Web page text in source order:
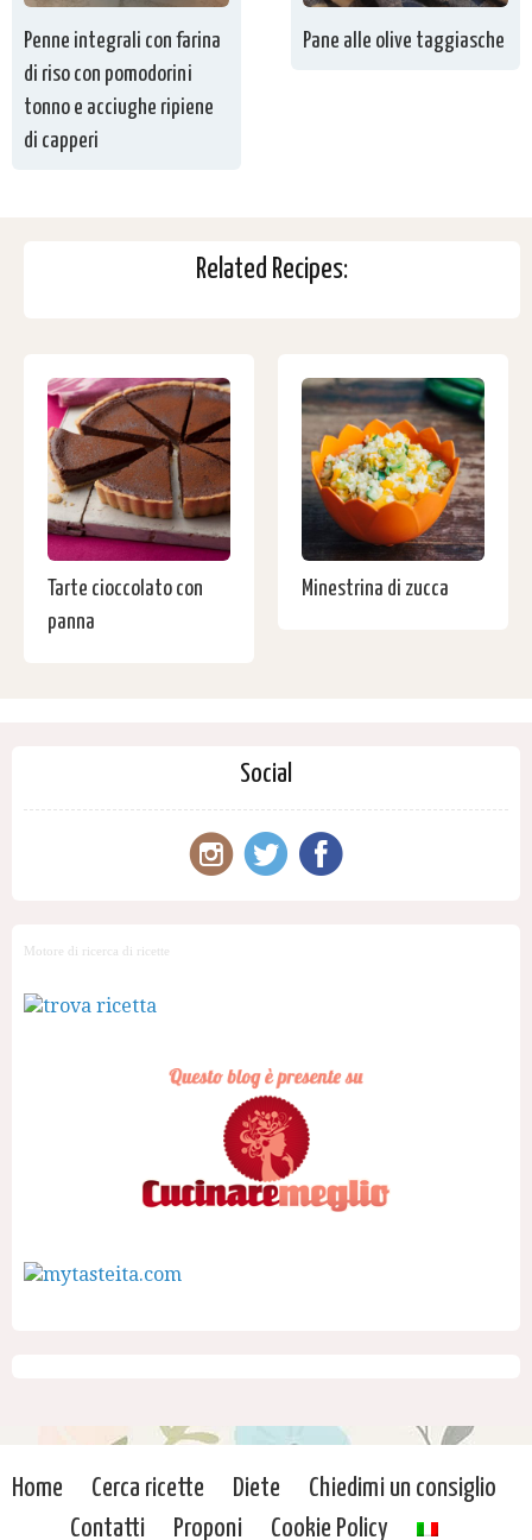
Penne integrali con farina
di riso con pomodorini
tonno e acciughe ripiene
di capperi
Pane alle olive taggiasche
Related Recipes:
Tarte cioccolato con
panna
Minestrina di zucca
Social
Motore di ricerca di ricette
Home Cerca ricette Diete
Chiedimi un consiglio
Contatti
Proponi Cookie Policy